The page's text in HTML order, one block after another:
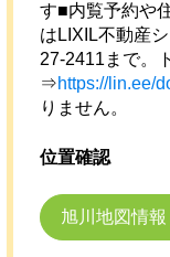
す■内覧予約や
はLIXIL不動産
27-2411まで。
⇒https://lin.ee/
りません。
位置確認
旭川地図情報